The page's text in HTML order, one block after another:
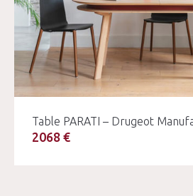
Table PARATI – Drugeot
2068 €